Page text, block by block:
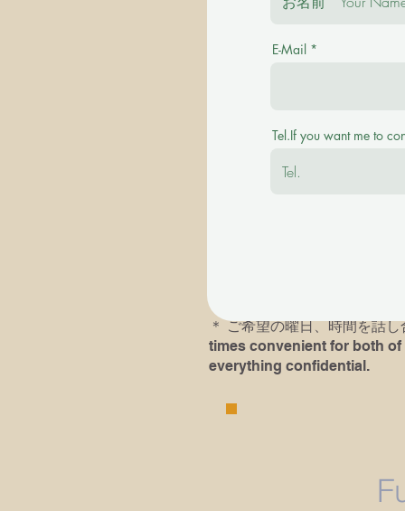
＊その後に有料の体験レッ
available with a fee.
す。If you or your child(
＊​ ご希望の曜日、時間を話
times convenient for both of
everything confidential.
E-Mail
Tel.If you want me to